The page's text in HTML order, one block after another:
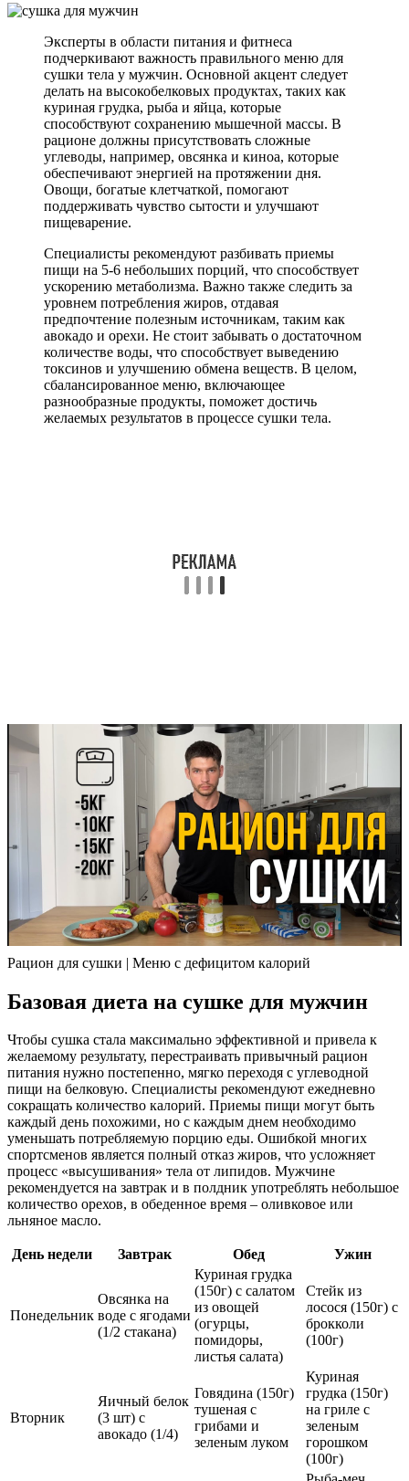
Эксперты в области питания и фитнеса
подчеркивают важность правильного меню для
сушки тела у мужчин. Основной акцент следует
делать на высокобелковых продуктах, таких как
куриная грудка, рыба и яйца, которые
способствуют сохранению мышечной массы. В
рационе должны присутствовать сложные
углеводы, например, овсянка и киноа, которые
обеспечивают энергией на протяжении дня.
Овощи, богатые клетчаткой, помогают
поддерживать чувство сытости и улучшают
пищеварение.
Специалисты рекомендуют разбивать приемы
пищи на 5-6 небольших порций, что способствует
ускорению метаболизма. Важно также следить за
уровнем потребления жиров, отдавая
предпочтение полезным источникам, таким как
авокадо и орехи. Не стоит забывать о достаточном
количестве воды, что способствует выведению
токсинов и улучшению обмена веществ. В целом,
сбалансированное меню, включающее
разнообразные продукты, поможет достичь
желаемых результатов в процессе сушки тела.
Рацион для сушки | Меню с дефицитом калорий
Базовая диета на сушке для мужчин
Чтобы сушка стала максимально эффективной и привела к
желаемому результату, перестраивать привычный рацион
питания нужно постепенно, мягко переходя с углеводной
пищи на белковую. Специалисты рекомендуют ежедневно
сокращать количество калорий. Приемы пищи могут быть
каждый день похожими, но с каждым днем необходимо
уменьшать потребляемую порцию еды. Ошибкой многих
спортсменов является полный отказ жиров, что усложняет
процесс «высушивания» тела от липидов. Мужчине
рекомендуется на завтрак и в полдник употреблять небольшое
количество орехов, в обеденное время – оливковое или
льняное масло.
День недели Завтрак Обед Ужин
Понедельник
Овсянка на
воде с ягодами
(1/2 стакана)
Куриная грудка
(150г) с салатом
из овощей
(огурцы,
помидоры,
листья салата)
Стейк из
лосося (150г) с
брокколи
(100г)
Вторник
Яичный белок
(3 шт) с
авокадо (1/4)
Говядина (150г)
тушеная с
грибами и
зеленым луком
Куриная
грудка (150г)
на гриле с
зеленым
горошком
(100г)